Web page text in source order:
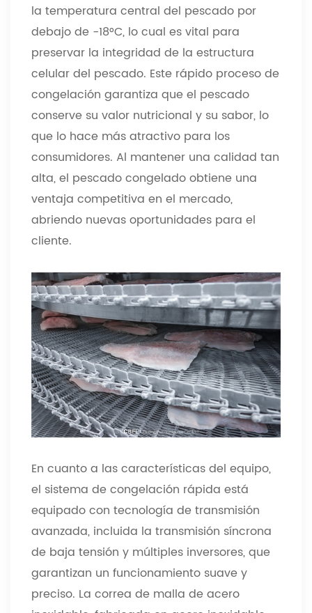
la temperatura central del pescado por
debajo de -18°C, lo cual es vital para
preservar la integridad de la estructura
celular del pescado. Este rápido proceso de
congelación garantiza que el pescado
conserve su valor nutricional y su sabor, lo
que lo hace más atractivo para los
consumidores. Al mantener una calidad tan
alta, el pescado congelado obtiene una
ventaja competitiva en el mercado,
abriendo nuevas oportunidades para el
cliente.
En cuanto a las características del equipo,
el sistema de congelación rápida está
equipado con tecnología de transmisión
avanzada, incluida la transmisión síncrona
de baja tensión y múltiples inversores, que
garantizan un funcionamiento suave y
preciso. La correa de malla de acero